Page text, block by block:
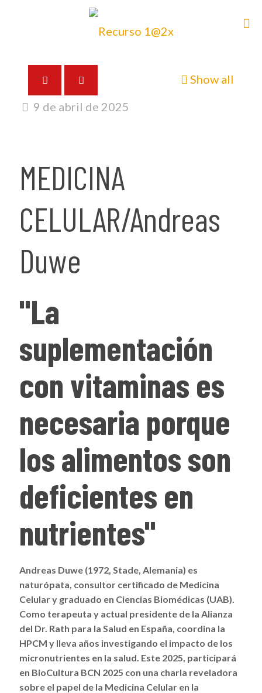
Show all
9 de abril de 2025
MEDICINA
CELULAR/Andreas
Duwe
"La
suplementación
con vitaminas es
necesaria porque
los alimentos son
deficientes en
nutrientes"
Andreas Duwe (1972, Stade, Alemania) es
naturópata, consultor certificado de Medicina
Celular y graduado en Ciencias Biomédicas (UAB).
Como terapeuta y actual presidente de la Alianza
del Dr. Rath para la Salud en España, coordina la
HPCM y lleva años investigando el impacto de los
micronutrientes en la salud. Este 2025, participará
en BioCultura BCN 2025 con una charla reveladora
sobre el papel de la Medicina Celular en la